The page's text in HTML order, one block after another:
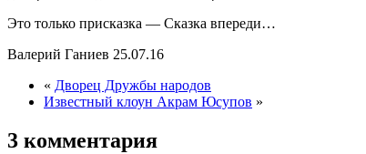
Это только присказка — Сказка впереди…
Валерий Ганиев 25.07.16
« Дворец Дружбы народов
Известный клоун Акрам Юсупов »
3 комментария